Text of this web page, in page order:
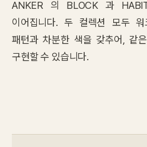
ANKER 의 BLOCK 과
이어집니다. 두 컬렉션 모두 워
패턴과 차분한 색을 갖추어, 같
구현할 수 있습니다.